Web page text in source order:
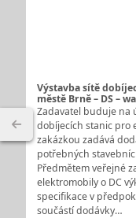
Výstavba sítě
městě Brně – DS –
Zadavatel buduje na
dobíjecích stanic pro
zakázkou zadává
potřebných
Předmětem veřejné
elektromobily o DC
specifikace v
součástí dodávky…